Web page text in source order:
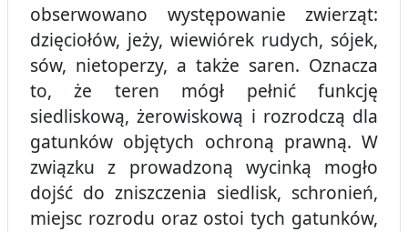
obserwowano występowanie zwierząt:
dzięciołów, jeży, wiewiórek rudych, sójek,
sów, nietoperzy, a także saren. Oznacza
to, że teren mógł pełnić funkcję
siedliskową, żerowiskową i rozrodczą dla
gatunków objętych ochroną prawną. W
związku z prowadzoną wycinką mogło
dojść do zniszczenia siedlisk, schronień,
miejsc rozrodu oraz ostoi tych gatunków,